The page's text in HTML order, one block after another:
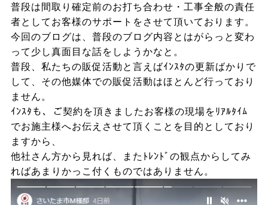
普段は間取り確定前のお打ち合わせ・工事全般の責任
者としてお客様のサポートをさせて頂いております。
今回のブログは、普段のブログ内容とはがらっと変わ
って少し真面目な話をしようかなと。
普段、私たちの販促活動と言えばｲﾝｽﾀの更新ばかりで
して、その他媒体での販促活動はほとんど行っており
ません。
ｲﾝｽﾀも、ご契約を頂きましたお客様の現場をﾘｱﾙﾀｲﾑ
でお施主様へお伝えさせて頂くことを目的としており
ますから、
他社さん方から見れば、またﾄﾚﾝﾄﾞの観点からしてみ
ればあまりかっこ付くものではありません。